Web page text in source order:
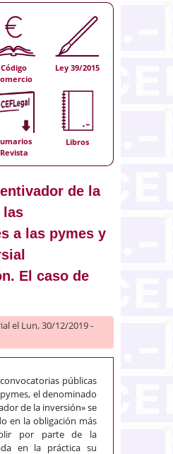
Código
Ley 39/2015
Revista
Libros
de la
las
a las pymes y
El caso de
el Lun, 30/12/2019 -
públicas
el denominado
de la inversión» se
en la obligación más
por parte de la
en la práctica su